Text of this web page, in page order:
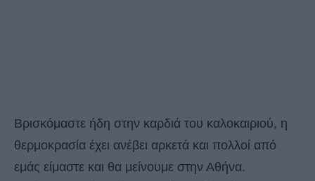
Βρισκόμαστε ήδη στην καρδιά του καλοκαιριού, η
θερμοκρασία έχει ανέβει αρκετά και πολλοί από
εμάς είμαστε και θα μείνουμε στην Αθήνα.